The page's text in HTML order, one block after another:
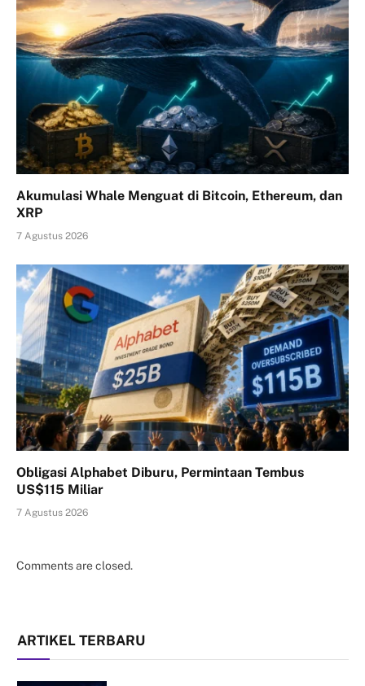
Akumulasi Whale Menguat di Bitcoin, Ethereum, dan
XRP
7 Agustus 2026
Obligasi Alphabet Diburu, Permintaan Tembus
US$115 Miliar
7 Agustus 2026
Comments are closed.
ARTIKEL TERBARU